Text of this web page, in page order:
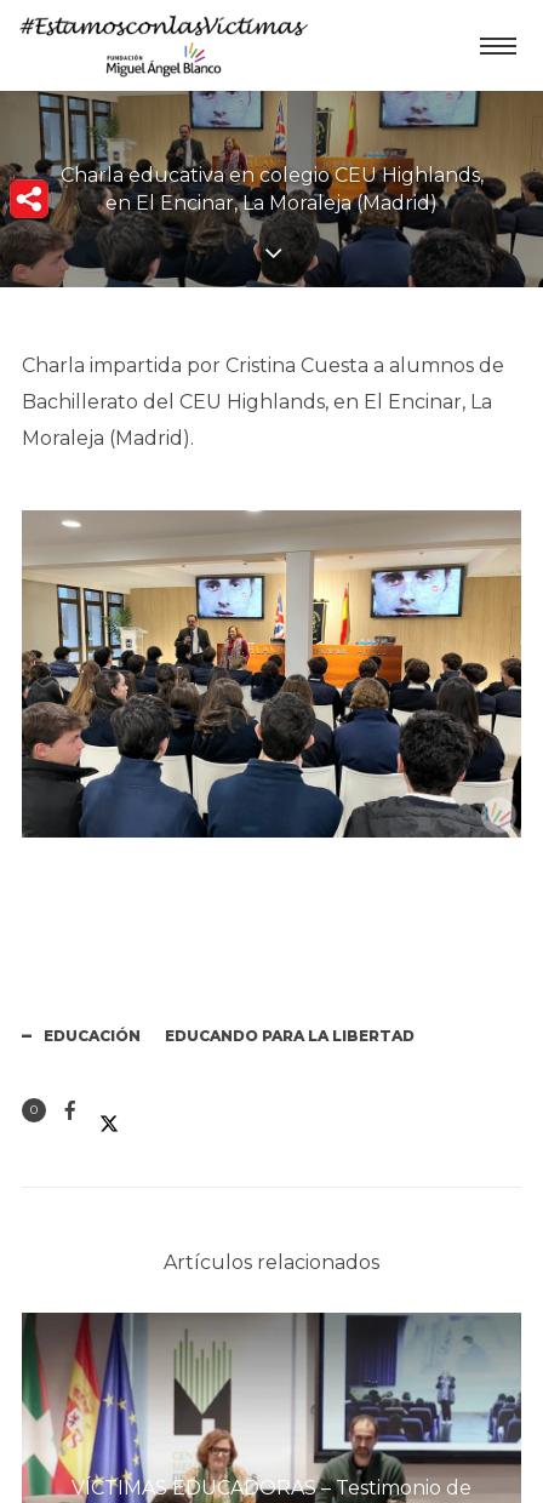
Charla educativa en colegio CEU Highlands,
en El Encinar, La Moraleja (Madrid)
Charla impartida por Cristina Cuesta a alumnos de
Bachillerato del CEU Highlands, en El Encinar, La
Moraleja (Madrid).
EDUCACIÓN EDUCANDO PARA LA LIBERTAD
0
Artículos relacionados
VÍCTIMAS EDUCADORAS – Testimonio de